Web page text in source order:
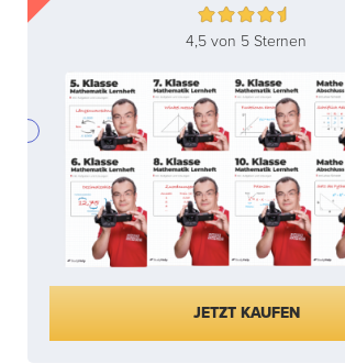
4,5 von 5 Sternen
JETZT KAUFEN